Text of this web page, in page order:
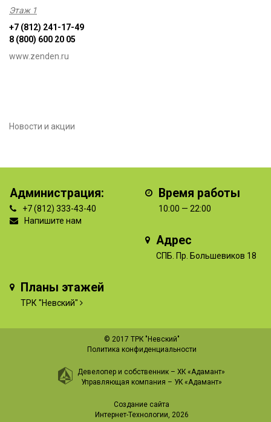
Этаж 1
+7 (812) 241-17-49
8 (800) 600 20 05
www.zenden.ru
Новости и акции
Администрация:
+7 (812) 333-43-40
Напишите нам
Время работы
10:00 — 22:00
Адрес
СПБ. Пр. Большевиков 18
Планы этажей
ТРК "Невский"
© 2017 ТРК "Невский"
Политика конфиденциальности
Девелопер и собственник – ХК «Адамант»
Управляющая компания – УК «Адамант»
Создание сайта
Интернет-Технологии, 2026